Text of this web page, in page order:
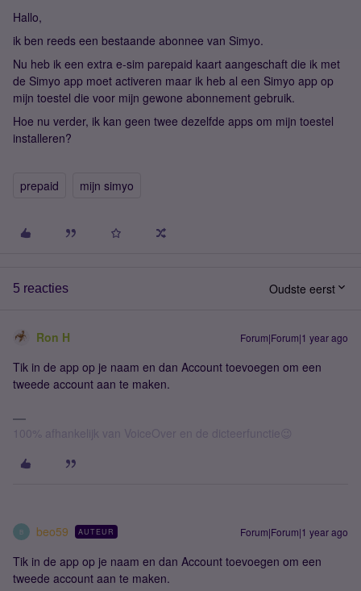
Hallo,
ik ben reeds een bestaande abonnee van Simyo.
Nu heb ik een extra e-sim parepaid kaart aangeschaft die ik met
de Simyo app moet activeren maar ik heb al een Simyo app op
mijn toestel die voor mijn gewone abonnement gebruik.
Hoe nu verder, ik kan geen twee dezelfde apps om mijn toestel
installeren?
prepaid mijn simyo
5 reacties Oudste eerst
Ron H Forum|Forum|1 year ago
Tik in de app op je naam en dan Account toevoegen om een
tweede account aan te maken.
100% afhankelijk van VoiceOver en de dicteerfunctie😉
B beo59 AUTEUR Forum|Forum|1 year ago
Tik in de app op je naam en dan Account toevoegen om een
tweede account aan te maken.